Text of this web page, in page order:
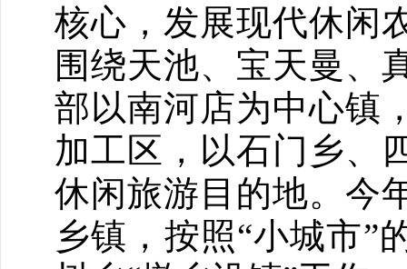
核心，发展现代休闲
围绕天池、宝天曼、
部以南河店为中心镇
加工区，以石门乡、
休闲旅游目的地。今
乡镇，按照“小城市”